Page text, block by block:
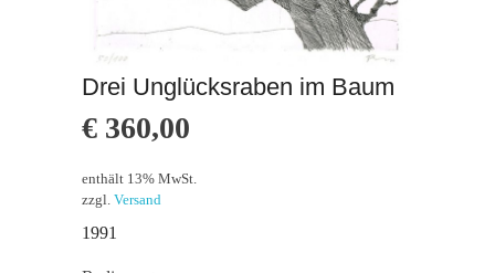
Drei Unglücksraben im Baum
€ 360,00
enthält 13% MwSt.
zzgl. Versand
1991